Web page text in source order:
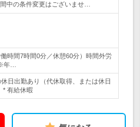
中の条件変更はございませ…
時間7時間0分／休憩60分）時間外労
年…
日出勤あり（代休取得、または休日
* 有給休暇